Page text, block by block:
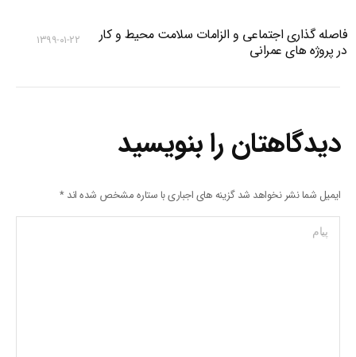
فاصله گذاری اجتماعی و الزامات سلامت محیط و کار
در پروژه های عمرانی
۱۳۹۹-۰۱-۲۲
دیدگاهتان را بنویسید
ایمیل شما نشر نخواهد شد گزینه های اجباری با ستاره مشخص شده اند*
پیام